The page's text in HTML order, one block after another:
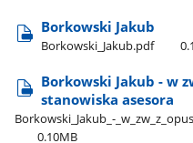
Borkowski Jakub
Borkowski​_Jakub.pdf
Borkowski Jakub - w
stanowiska asesora
Borkowski​_Jakub​_-​
0.10MB